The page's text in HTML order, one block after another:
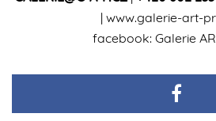
| www.galerie-art-
facebook: Galerie